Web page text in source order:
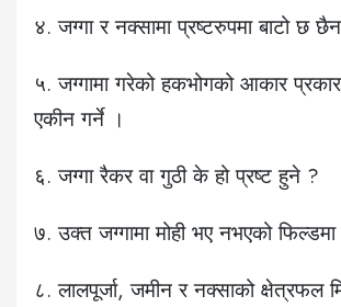
४. जग्गा र नक्सामा प्रष्टरुपमा बाटो छ
५. जग्गामा गरेको हकभोगको आकार
एकीन गर्ने ।
६. जग्गा रैकर वा गुठी के हो प्रष्ट हुने ?
७. उक्त जग्गामा मोही भए नभएको
८. लालपूर्जा, जमीन र नक्साको क्षेत्रफल